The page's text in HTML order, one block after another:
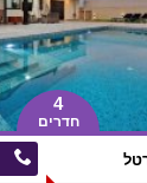
4
חדרים